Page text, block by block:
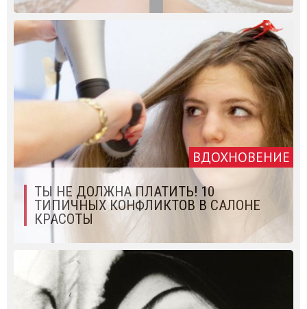
ВДОХНОВЕНИЕ
ТЫ НЕ ДОЛЖНА ПЛАТИТЬ! 10
ТИПИЧНЫХ КОНФЛИКТОВ В САЛОНЕ
КРАСОТЫ